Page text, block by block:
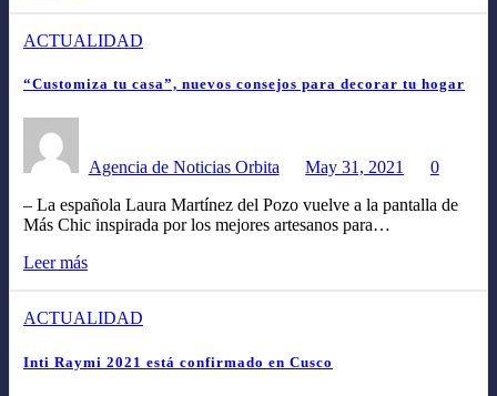
ACTUALIDAD
“Customiza tu casa”, nuevos consejos para decorar tu hogar
Agencia de Noticias Orbita May 31, 2021
0
– La española Laura Martínez del Pozo vuelve a la pantalla de
Más Chic inspirada por los mejores artesanos para…
Leer más
ACTUALIDAD
Inti Raymi 2021 está confirmado en Cusco